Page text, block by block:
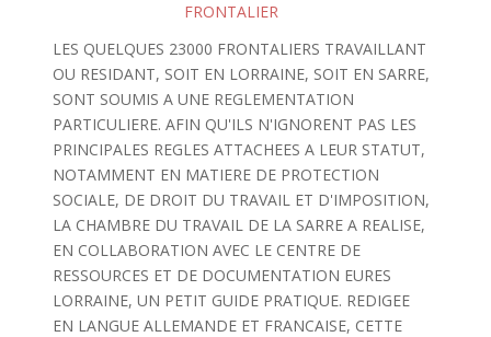
FRONTALIER
LES QUELQUES 23000 FRONTALIERS TRAVAILLANT
OU RESIDANT, SOIT EN LORRAINE, SOIT EN SARRE,
SONT SOUMIS A UNE REGLEMENTATION
PARTICULIERE. AFIN QU'ILS N'IGNORENT PAS LES
PRINCIPALES REGLES ATTACHEES A LEUR STATUT,
NOTAMMENT EN MATIERE DE PROTECTION
SOCIALE, DE DROIT DU TRAVAIL ET D'IMPOSITION,
LA CHAMBRE DU TRAVAIL DE LA SARRE A REALISE,
EN COLLABORATION AVEC LE CENTRE DE
RESSOURCES ET DE DOCUMENTATION EURES
LORRAINE, UN PETIT GUIDE PRATIQUE. REDIGEE
EN LANGUE ALLEMANDE ET FRANCAISE, CETTE